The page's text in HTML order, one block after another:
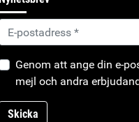
Genom att ange din e-
mejl och andra
Skicka